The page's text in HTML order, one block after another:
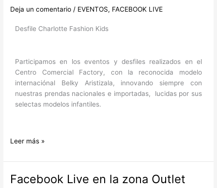
Deja un comentario / EVENTOS, FACEBOOK LIVE
Desfile Charlotte Fashion Kids
Participamos en los eventos y desfiles realizados en el
Centro Comercial Factory, con la reconocida modelo
internaciónal Belky Aristizala, innovando siempre con
nuestras prendas nacionales e importadas, lucidas por sus
selectas modelos infantiles.
Fashions
Kids
Leer más »
Facebook Live en la zona Outlet
Facebook